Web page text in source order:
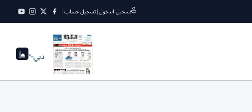
تسجيل الدخول|تسجيل حساب
دبي--°